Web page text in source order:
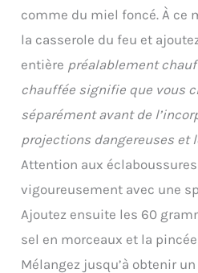
comme du miel foncé. À ce
la casserole du feu et
entière préalablement
chauffée signifie que vous
séparément avant de
projections dangereuses et
Attention aux éclaboussures
vigoureusement avec une
Ajoutez ensuite les 60
sel en morceaux et la
Mélangez jusqu’à obtenir